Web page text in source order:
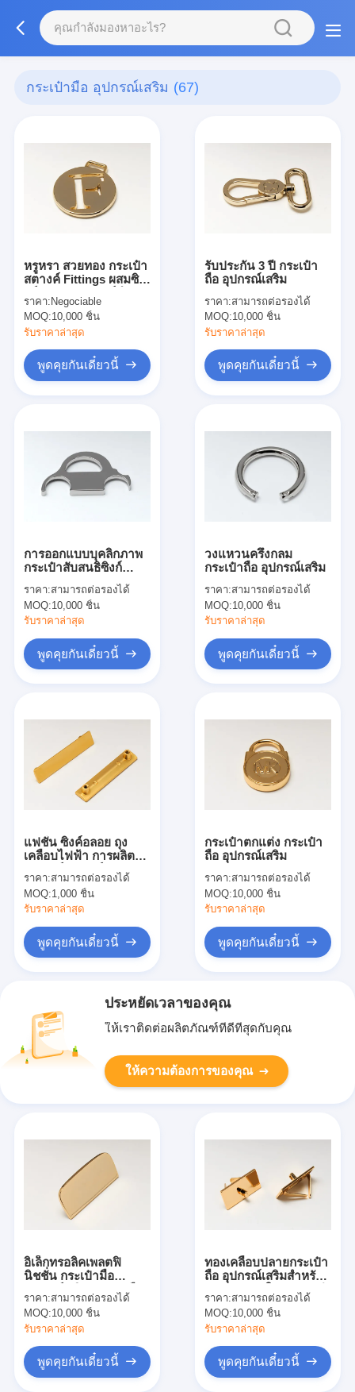
กระเป๋ามือ อุปกรณ์เสริม (67)
หรูหรา สวยทอง กระเป๋า
สตางค์ Fittings ผสมซิ
กระเป๋ามือ
ราคา: Negociable
MOQ:10,000 ชิ้น
รับราคาล่าสุด
พูดคุยกันเดี๋ยวนี้
รับประกัน 3 ปี กระเป๋า
ถือ อุปกรณ์เสริม
ราคา:สามารถต่อรองได้
MOQ:10,000 ชิ้น
รับราคาล่าสุด
พูดคุยกันเดี๋ยวนี้
การออกแบบบุคลิกภาพ
กระเป๋าสับสนธิซิงก์
แหวนกระเป๋ากระเป๋า
เดินทาง
ราคา:สามารถต่อรองได้
MOQ:10,000 ชิ้น
รับราคาล่าสุด
พูดคุยกันเดี๋ยวนี้
วงแหวนครึ่งกลม
กระเป๋าถือ อุปกรณ์เสริม
ราคา:สามารถต่อรองได้
MOQ:10,000 ชิ้น
รับราคาล่าสุด
พูดคุยกันเดี๋ยวนี้
แฟชั่น ซิงค์อลอย ถุง
เคลือบไฟฟ้า การผลิต
Hardware สําหรับ
ตกแต่ง
ราคา:สามารถต่อรองได้
MOQ:1,000 ชิ้น
รับราคาล่าสุด
พูดคุยกันเดี๋ยวนี้
กระเป๋าตกแต่ง กระเป๋า
ถือ อุปกรณ์เสริม
ราคา:สามารถต่อรองได้
MOQ:10,000 ชิ้น
รับราคาล่าสุด
พูดคุยกันเดี๋ยวนี้
ประหยัดเวลาของคุณ
ให้เราติดต่อผลิตภัณฑ์ที่ดีที่สุดกับคุณ
ให้ความต้องการของคุณ
อิเล็กทรอลิคเพลตฟิ
นิชชั่น กระเป๋ามือ
อุปกรณ์เสริมกระเป๋ามือ
ราคา:สามารถต่อรองได้
MOQ:10,000 ชิ้น
รับราคาล่าสุด
พูดคุยกันเดี๋ยวนี้
ทองเคลือบปลายกระเป๋า
ถือ อุปกรณ์เสริมสําหรับ
กระเป๋าสมัยใหม่ สังกะสี
ซิงค์
ราคา:สามารถต่อรองได้
MOQ:10,000 ชิ้น
รับราคาล่าสุด
พูดคุยกันเดี๋ยวนี้